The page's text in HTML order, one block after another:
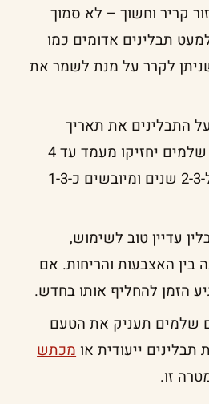
קריר וחשוך – לא סמוך
תבלינים אדומים כמו
לקרר על מנת לשמר את
התבלינים את תאריך
הרכישה. תבלינים שלמים יחזיקו מעמד עד 4
שנים, טחונים עד ל-2-3 שנים ומיובשים כ-1-3
עדיין טוב לשימוש,
האצבעות והריחות. אם
הזמן להחליף אותו בחדש.
שלמים תעניק את הטעם
תבלינים ייעודית אומכתש
זו.